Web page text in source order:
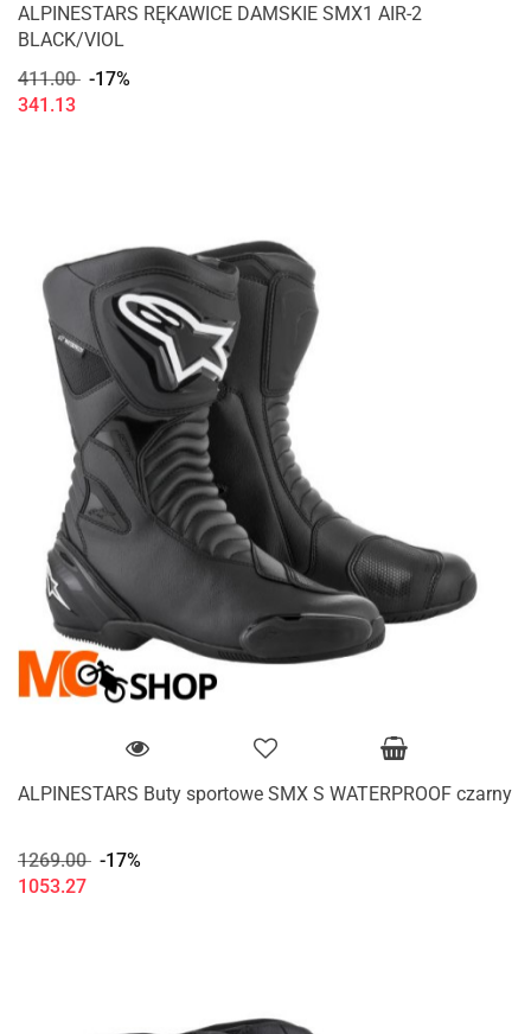
ALPINESTARS RĘKAWICE DAMSKIE SMX1 AIR-2
BLACK/VIOL
411.00 -17%
341.13
ALPINESTARS Buty sportowe SMX S WATERPROOF czarny
1269.00 -17%
1053.27